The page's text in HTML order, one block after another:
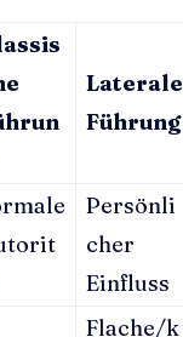
Laterale
Führung
Persönli
cher
Einfluss
Flache/k